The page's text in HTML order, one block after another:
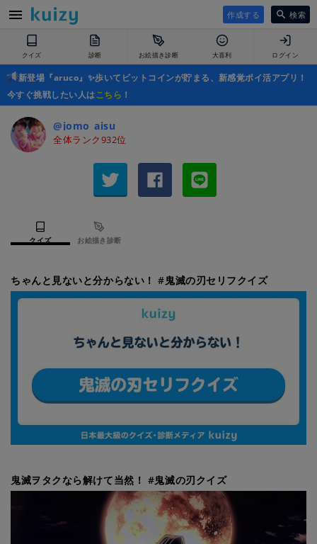
作成する 検索
クイズ 診断 お絵描き診断 大喜利 ログイン
新登場『aruco』✨歩いてビットコインが貯まる、新感覚ポイ活アプリ！
今すぐ挑戦したい人はこちら ！
@jomo_aisu
全体ランク932位
クイズ お絵描き診断
ちゃんと見ないと分からない！ #鬼滅の刃セリフクイズ
鬼滅ヲタクなら解けて当然！ #鬼滅の刃クイズ